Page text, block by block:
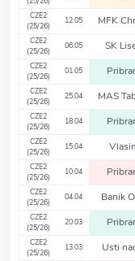
CZE2
(25/26)
12.05 MFK
CZE2
(25/26)
06.05 SK
CZE2
(25/26)
01.05
CZE2
(25/26)
25.04 MAS
CZE2
(25/26)
18.04
CZE2
(25/26)
15.04
CZE2
(25/26)
10.04
CZE2
(25/26)
04.04 Banik
CZE2
(25/26)
20.03
CZE2
(25/26)
13.03 Usti